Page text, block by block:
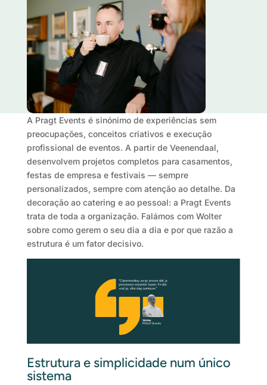
A Pragt Events é sinónimo de experiências sem
preocupações, conceitos criativos e execução
profissional de eventos. A partir de Veenendaal,
desenvolvem projetos completos para casamentos,
festas de empresa e festivais — sempre
personalizados, sempre com atenção ao detalhe. Da
decoração ao catering e ao pessoal: a Pragt Events
trata de toda a organização. Falámos com Wolter
sobre como gerem o seu dia a dia e por que razão a
estrutura é um fator decisivo.
Estrutura e simplicidade num único
sistema